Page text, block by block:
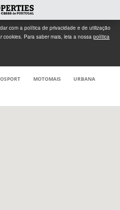
com a política de privacidade e de utilização
cookies. Para saber mais, leia a nossa política
MOTOMAIS URBANA